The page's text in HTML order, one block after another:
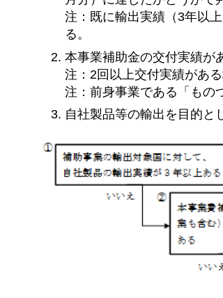
注：既に輸出実績（3年以
る。
本事業補助金の交付実績が
注：2回以上交付実績があ
注：前身事業である「もの
自社製品等の輸出を目的と